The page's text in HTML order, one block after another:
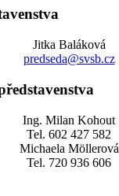
Jitka Baláková
predseda@svsb.cz
Ing. Milan Kohout
Tel. 602 427 582
Michaela Möllerová
Tel. 720 936 606